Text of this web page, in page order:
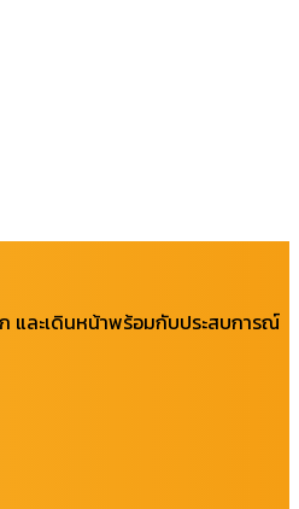
ก และเดินหน้าพร้อมกับประสบการณ์